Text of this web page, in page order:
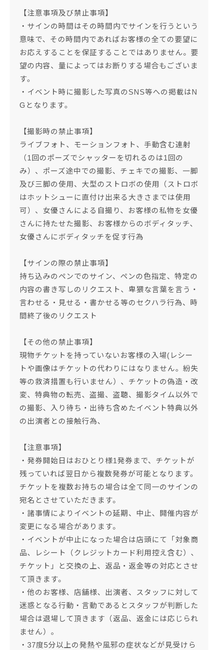
【注意事項及び禁止事項】
・サインの時間はその時間内でサインを行うという
意味で、その時間内であればお客様の全ての要望に
お応えすることを保証することではありません。要
望の内容、量によってはお断りする場合もございま
す。
・イベント時に撮影した写真のSNS等への掲載はN
Gとなります。
【撮影時の禁止事項】
ライブフォト、モーションフォト、手動含む連射
（1回のポーズでシャッターを切れるのは1回の
み）、ポーズ途中での撮影、チェキでの撮影、一脚
及び三脚の使用、大型のストロボの使用（ストロボ
はホットシューに直付け出来る大きさまでは使用
可）、女優さんによる自撮り、お客様の私物を女優
さんに持たせた撮影、お客様からのボディタッチ、
女優さんにボディタッチを促す行為
【サインの際の禁止事項】
持ち込みのペンでのサイン、ペンの色指定、特定の
内容の書き写しのリクエスト、卑猥な言葉を言う・
言わせる・見せる・書かせる等のセクハラ行為、時
間終了後のリクエスト
【その他の禁止事項】
現物チケットを持っていないお客様の入場(レシー
トや画像はチケットの代わりにはなりません。紛失
等の救済措置も行いません）、チケットの偽造・改
変、特典物の転売、盗撮、盗聴、撮影タイム以外で
の撮影、入り待ち・出待ち含めたイベント特典以外
の出演者との接触行為、
【注意事項】
・発券開始日はおひとり様1発券まで、チケットが
残っていれば翌日から複数発券が可能となります。
チケットを複数お持ちの場合は全て同一のサインの
宛名とさせていただきます。
・諸事情によりイベントの延期、中止、開催内容が
変更になる場合があります。
・イベントが中止になった場合は店頭にて「対象商
品、レシート（クレジットカード利用控え含む）、
チケット」と交換の上、返品・返金等の対応とさせ
て頂きます。
・他のお客様、店舗様、出演者、スタッフに対して
迷惑となる行動・言動であるとスタッフが判断した
場合は退場して頂きます（返品、返金には応じられ
ません）。
・37度5分以上の発熱や風邪の症状などが見受けら